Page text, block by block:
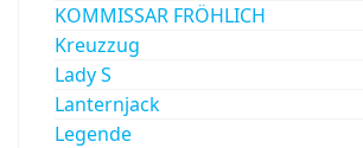
KOMMISSAR FRÖHLICH
Kreuzzug
Lady S
Lanternjack
Legende